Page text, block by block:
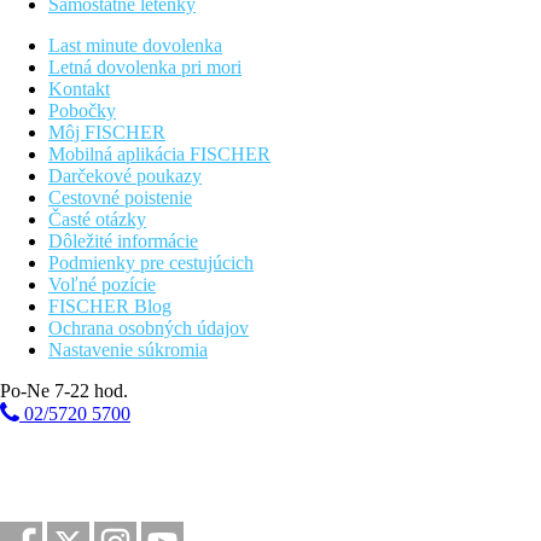
bazény
Ležadlá při bazéne
Slnečníky při bazéne
Fotogaléria
Last minute dovolenka
Letná dovolenka pri mori
Kontakt
Pobočky
Môj FISCHER
Mobilná aplikácia FISCHER
Darčekové poukazy
Cestovné poistenie
Časté otázky
Dôležité informácie
Podmienky pre cestujúcich
Voľné pozície
FISCHER Blog
Ochrana osobných údajov
Nastavenie súkromia
Po-Ne 7-22 hod.
02/5720 5700